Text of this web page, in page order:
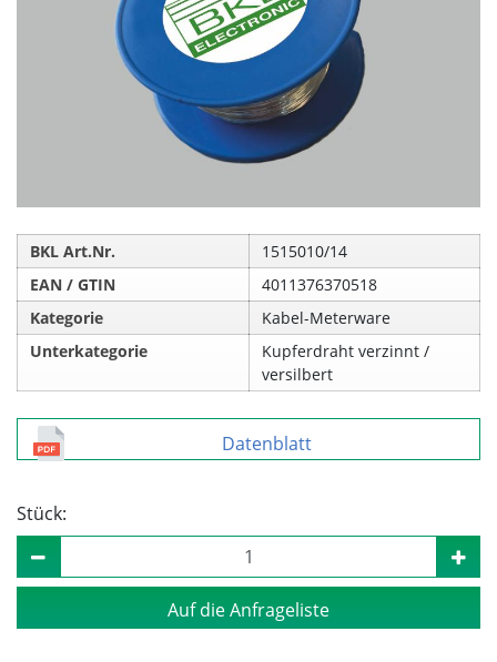
BKL Art.Nr.
1515010/14
EAN / GTIN
4011376370518
Kategorie
Kabel-Meterware
Unterkategorie
Kupferdraht verzinnt /
versilbert
Datenblatt
Stück:
Auf die Anfrageliste